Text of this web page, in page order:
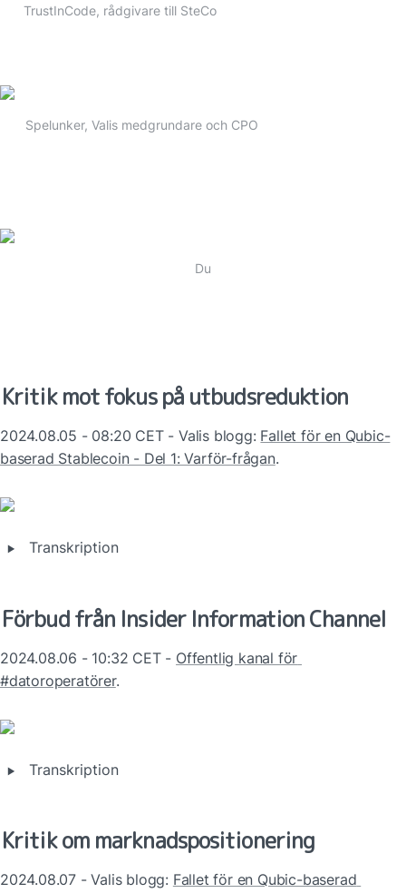
TrustInCode, rådgivare till SteCo
Spelunker, Valis medgrundare och CPO
Du
Kritik mot fokus på utbudsreduktion
2024.08.05 - 08:20 CET - Valis blogg: Fallet för en Qubic-
baserad Stablecoin - Del 1: Varför-frågan.
‣ Transkription
Förbud från Insider Information Channel
2024.08.06 - 10:32 CET - Offentlig kanal för
#datoroperatörer.
‣ Transkription
Kritik om marknadspositionering
2024.08.07 - Valis blogg: Fallet för en Qubic-baserad